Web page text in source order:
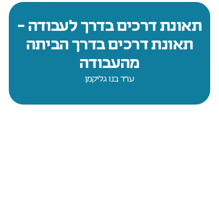
תאונת דרכים בדרך לעבודה –
תאונת דרכים בדרך הביתה
מהעבודה
עו״ד בנו גליקמן